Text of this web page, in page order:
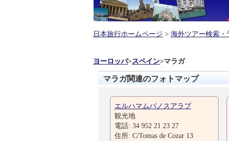
日本旅行ホームページ > 海外ツアー検索・
ヨーロッパ>スペイン>マラガ
マラガ関連のフォトマップ
エルハマムバノスアラブ
観光地
電話: 34 952 21 23 27
住所: C/Tomas de Cozar 13